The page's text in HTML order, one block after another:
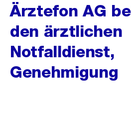
Ärztefon AG
den ärztlichen
Notfalldienst,
Genehmigung